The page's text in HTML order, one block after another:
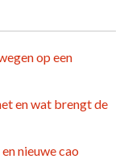
op een
en wat brengt de
nieuwe cao